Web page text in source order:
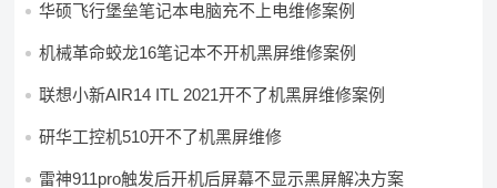
华硕飞行堡垒笔记本电脑充不上电维修案例
机械革命蛟龙16笔记本不开机黑屏维修案例
联想小新AIR14 ITL 2021开不了机黑屏维修案例
研华工控机510开不了机黑屏维修
雷神911pro触发后开机后屏幕不显示黑屏解决方案